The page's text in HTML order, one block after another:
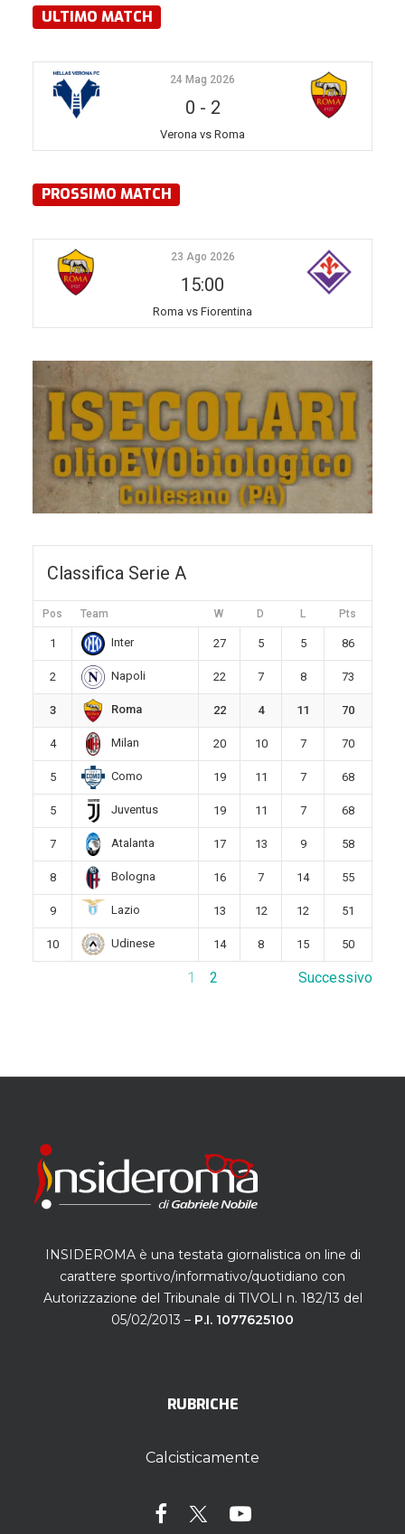
ULTIMO MATCH
24 Mag 2026
0 - 2
Verona vs Roma
PROSSIMO MATCH
23 Ago 2026
15:00
Roma vs Fiorentina
Classifica Serie A
Pos Team W D L Pts
1 Inter 27 5 5 86
2 Napoli 22 7 8 73
3 Roma 22 4 11 70
4 Milan 20 10 7 70
5 Como 19 11 7 68
5 Juventus 19 11 7 68
7 Atalanta 17 13 9 58
8 Bologna 16 7 14 55
9 Lazio 13 12 12 51
10 Udinese 14 8 15 50
1 2 Successivo
INSIDEROMA è una testata giornalistica on line di
carattere sportivo/informativo/quotidiano con
Autorizzazione del Tribunale di TIVOLI n. 182/13 del
05/02/2013 – P.I. 1077625100
RUBRICHE
Calcisticamente